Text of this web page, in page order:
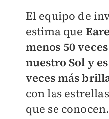
El equipo de
estima que
menos 50
nuestro Sol y
veces más
con las
que se